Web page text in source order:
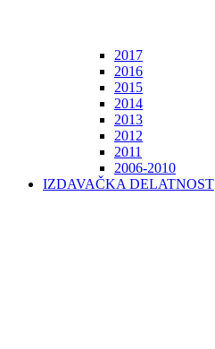
2017
2016
2015
2014
2013
2012
2011
2006-2010
IZDAVAČKA DELATNOST